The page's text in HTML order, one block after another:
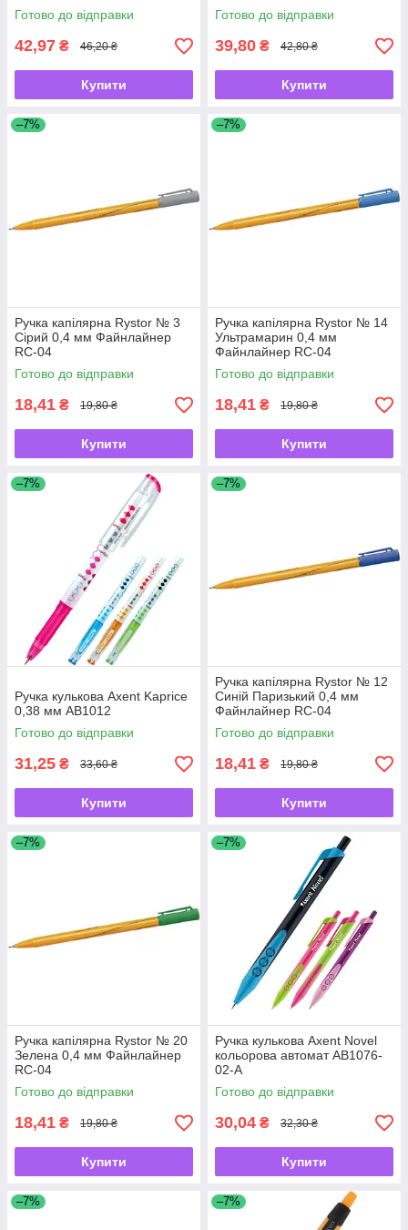
Готово до відправки
42,97 ₴ 46,20 ₴
Купити
Готово до відправки
39,80 ₴ 42,80 ₴
Купити
–7%
Ручка капілярна Rystor № 3
Сірий 0,4 мм Файнлайнер
RC-04
Готово до відправки
18,41 ₴ 19,80 ₴
Купити
–7%
Ручка капілярна Rystor № 14
Ультрамарин 0,4 мм
Файнлайнер RC-04
Готово до відправки
18,41 ₴ 19,80 ₴
Купити
–7%
Ручка кулькова Axent Kaprice
0,38 мм AB1012
Готово до відправки
31,25 ₴ 33,60 ₴
Купити
–7%
Ручка капілярна Rystor № 12
Синій Паризький 0,4 мм
Файнлайнер RC-04
Готово до відправки
18,41 ₴ 19,80 ₴
Купити
–7%
Ручка капілярна Rystor № 20
Зелена 0,4 мм Файнлайнер
RC-04
Готово до відправки
18,41 ₴ 19,80 ₴
Купити
–7%
Ручка кулькова Axent Novel
кольорова автомат AB1076-
02-A
Готово до відправки
30,04 ₴ 32,30 ₴
Купити
–7% –7%